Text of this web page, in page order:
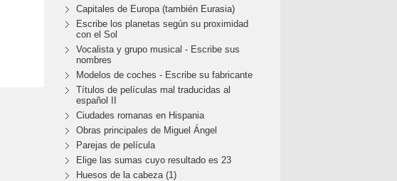
Capitales de Europa (también Eurasia)
Escribe los planetas según su proximidad
con el Sol
Vocalista y grupo musical - Escribe sus
nombres
Modelos de coches - Escribe su fabricante
Títulos de películas mal traducidas al
español II
Ciudades romanas en Hispania
Obras principales de Miguel Ángel
Parejas de película
Elige las sumas cuyo resultado es 23
Huesos de la cabeza (1)